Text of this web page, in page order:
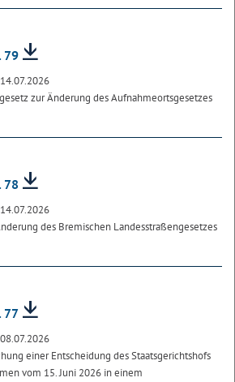
79
14.07.2026
zur Änderung des Aufnahmeortsgesetzes
78
14.07.2026
des Bremischen Landesstraßengesetzes
77
08.07.2026
einer Entscheidung des Staatsgerichtshofs
vom 15. Juni 2026 in einem